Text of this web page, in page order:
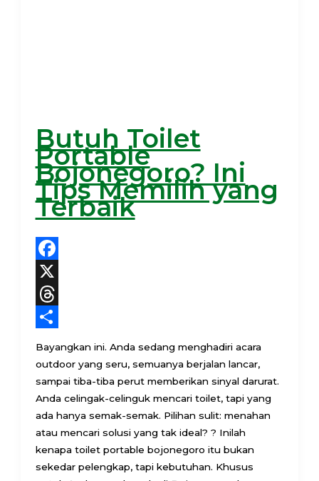
Butuh Toilet
Portable
Bojonegoro? Ini
Tips Memilih yang
Terbaik
Facebook
X
Threads
Bayangkan ini. Anda sedang menghadiri acara
outdoor yang seru, semuanya berjalan lancar,
sampai tiba-tiba perut memberikan sinyal darurat.
Anda celingak-celinguk mencari toilet, tapi yang
ada hanya semak-semak. Pilihan sulit: menahan
atau mencari solusi yang tak ideal? ? Inilah
kenapa toilet portable bojonegoro itu bukan
sekedar pelengkap, tapi kebutuhan. Khusus